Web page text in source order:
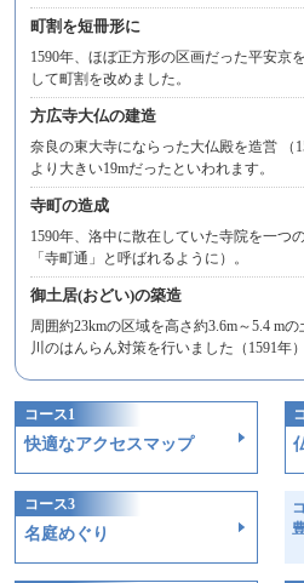
町割を短冊形に
1590年、ほぼ正方形の区画だった平安京
して町割を改めました。
方広寺大仏の建造
奈良の東大寺にならった大仏殿を造営 （
より大きい19mだったといわれます。
寺町の造成
1590年、洛中に散在していた寺院を一つ
「寺町通」と呼ばれるように）。
御土居(おどい)の築造
周囲約23kmの区域を高さ約3.6m～5.4 m
川のはんらん対策を行いました（1591年）
コース1
快適なアクセスマップ
コース3
名庭めぐり